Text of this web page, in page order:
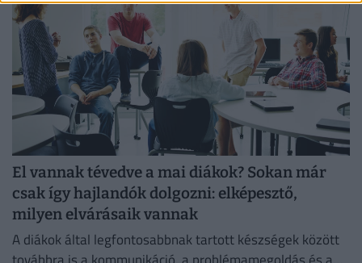
El vannak tévedve a mai diákok? Sokan már
csak így hajlandók dolgozni: elképesztő,
milyen elvárásaik vannak
A diákok által legfontosabbnak tartott készségek között